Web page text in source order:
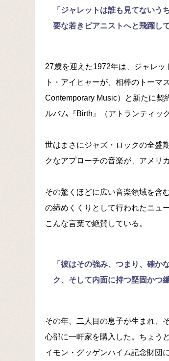
「ジャレットは誰も見てない
要な若きピアニストへと飛躍し
27歳を迎えた1972年は、ジャレ
ト・アイヒャーが、相棒のトーマ
Contemporary Music）と新たに契
ルバム『Birth』（アトランティッ
世はまさにジャズ・ロックの全盛
クなアプローチの音楽が、アメリ
その驚くほどに広い音楽領域を含
の締めくくりとして行われたニュ
こんな言葉で絶賛している。
「彼はその強み、つまり、確
ク、そして内面に持つ堅固かつ
その年、二人目の息子が生まれ、
心部に一軒家を購入した。ちょう
イモン・グッゲンハイム記念財団